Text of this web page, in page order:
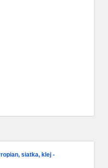
siatka, klej -